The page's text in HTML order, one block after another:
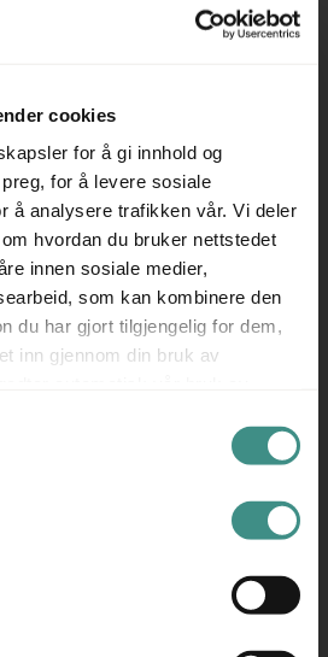
cookies
for å gi innhold og
for å levere sosiale
å analysere trafikken vår. Vi deler
hvordan du bruker nettstedet
innen sosiale medier,
som kan kombinere den
du har gjort tilgjengelig for dem,
inn gjennom din bruk av
separat, se andre annonser.
leveres demontert. Ta
/ overslag, dersom du har
for et godt utvalg i
med et større kjøp eller